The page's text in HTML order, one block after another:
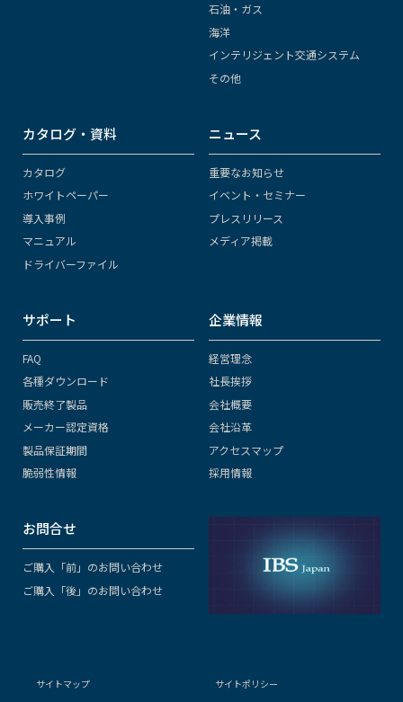
石油・ガス
海洋
インテリジェント交通システム
その他
カタログ・資料
カタログ
ホワイトペーパー
導入事例
マニュアル
ドライバーファイル
ニュース
重要なお知らせ
イベント・セミナー
プレスリリース
メディア掲載
サポート
FAQ
各種ダウンロード
販売終了製品
メーカー認定資格
製品保証期間
脆弱性情報
企業情報
経営理念
社長挨拶
会社概要
会社沿革
アクセスマップ
採用情報
お問合せ
ご購入「前」のお問い合わせ
ご購入「後」のお問い合わせ
サイトマップ
サイトポリシー